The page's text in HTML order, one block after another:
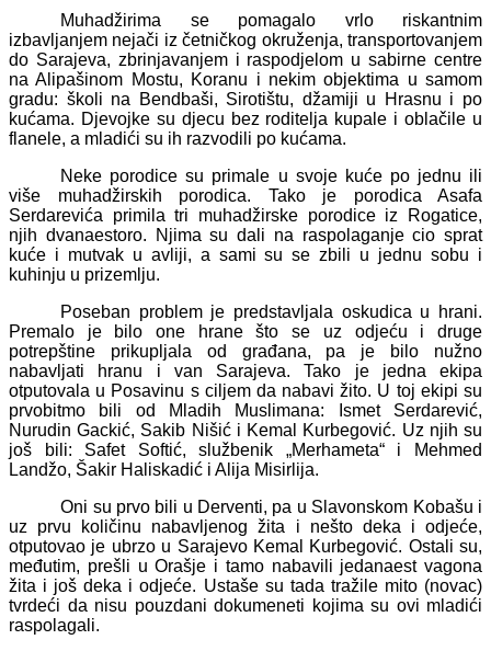
Muhadžirima se pomagalo vrlo riskantnim
izbavljanjem nejači iz četničkog okruženja, transportovanjem
do Sarajeva, zbrinjavanjem i raspodjelom u sabirne centre
na Alipašinom Mostu, Koranu i nekim objektima u samom
gradu: školi na Bendbaši, Sirotištu, džamiji u Hrasnu i po
kućama. Djevojke su djecu bez roditelja kupale i oblačile u
flanele, a mladići su ih razvodili po kućama.
Neke porodice su primale u svoje kuće po jednu ili
više muhadžirskih porodica. Tako je porodica Asafa
Serdarevića primila tri muhadžirske porodice iz Rogatice,
njih dvanaestoro. Njima su dali na raspolaganje cio sprat
kuće i mutvak u avliji, a sami su se zbili u jednu sobu i
kuhinju u prizemlju.
Poseban problem je predstavljala oskudica u hrani.
Premalo je bilo one hrane što se uz odjeću i druge
potrepštine prikupljala od građana, pa je bilo nužno
nabavljati hranu i van Sarajeva. Tako je jedna ekipa
otputovala u Posavinu s ciljem da nabavi žito. U toj ekipi su
prvobitmo bili od Mladih Muslimana: Ismet Serdarević,
Nurudin Gackić, Sakib Nišić i Kemal Kurbegović. Uz njih su
još bili: Safet Softić, službenik „Merhameta“ i Mehmed
Landžo, Šakir Haliskadić i Alija Misirlija.
Oni su prvo bili u Derventi, pa u Slavonskom Kobašu i
uz prvu količinu nabavljenog žita i nešto deka i odjeće,
otputovao je ubrzo u Sarajevo Kemal Kurbegović. Ostali su,
međutim, prešli u Orašje i tamo nabavili jedanaest vagona
žita i još deka i odjeće. Ustaše su tada tražile mito (novac)
tvrdeći da nisu pouzdani dokumeneti kojima su ovi mladići
raspolagali.